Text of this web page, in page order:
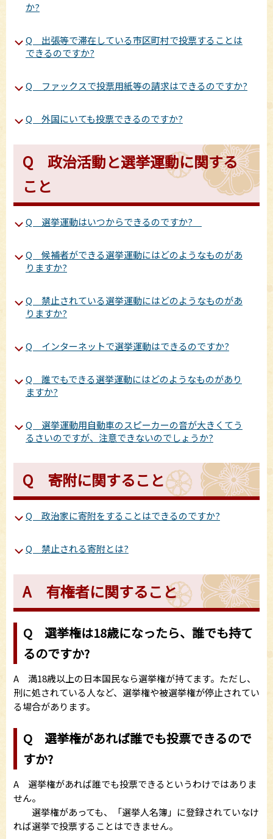
か?
Q 出張等で滞在している市区町村で投票することは
できるのですか?
Q ファックスで投票用紙等の請求はできるのですか?
Q 外国にいても投票できるのですか?
Q 政治活動と選挙運動に関する
こと
Q 選挙運動はいつからできるのですか?
Q 候補者ができる選挙運動にはどのようなものがあ
りますか?
Q 禁止されている選挙運動にはどのようなものがあ
りますか?
Q インターネットで選挙運動はできるのですか?
Q 誰でもできる選挙運動にはどのようなものがあり
ますか?
Q 選挙運動用自動車のスピーカーの音が大きくてう
るさいのですが、注意できないのでしょうか?
Q 寄附に関すること
Q 政治家に寄附をすることはできるのですか?
Q 禁止される寄附とは?
A 有権者に関すること
Q 選挙権は18歳になったら、誰でも持て
るのですか?
A 満18歳以上の日本国民なら選挙権が持てます。ただし、
刑に処されている人など、選挙権や被選挙権が停止されてい
る場合があります。
Q 選挙権があれば誰でも投票できるので
すか?
A 選挙権があれば誰でも投票できるというわけではありま
せん。
選挙権があっても、「選挙人名簿」に登録されていなけ
れば選挙で投票することはできません。